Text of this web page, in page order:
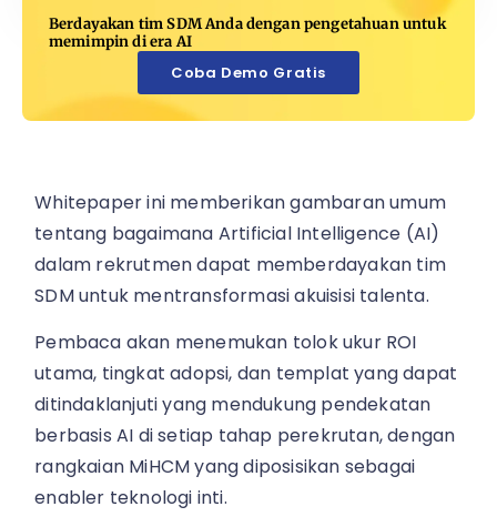
Berdayakan tim SDM Anda dengan pengetahuan untuk
memimpin di era AI
Coba Demo Gratis
Whitepaper ini memberikan gambaran umum
tentang bagaimana Artificial Intelligence (AI)
dalam rekrutmen dapat memberdayakan tim
SDM untuk mentransformasi akuisisi talenta.
Pembaca akan menemukan tolok ukur ROI
utama, tingkat adopsi, dan templat yang dapat
ditindaklanjuti yang mendukung pendekatan
berbasis AI di setiap tahap perekrutan, dengan
rangkaian MiHCM yang diposisikan sebagai
enabler teknologi inti.